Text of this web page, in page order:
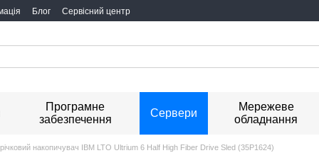
Блог Сервісний центр
Програмне
забезпечення
Сервери
Мережеве
обладнання
накопичувач IBM LTO Ultrium 6 Half High Fiber Drive Sled (35P1624)